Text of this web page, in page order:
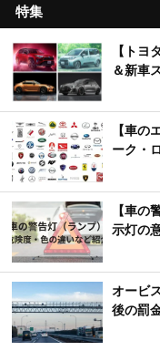
特集
【トヨ
＆新車
【車の
ーク・
【車の
示灯の
オービ
後の罰